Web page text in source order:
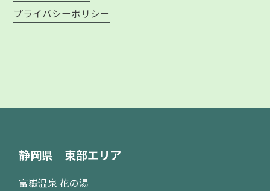
プライバシーポリシー
静岡県 東部エリア
富嶽温泉 花の湯